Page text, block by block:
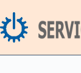
al
contenido